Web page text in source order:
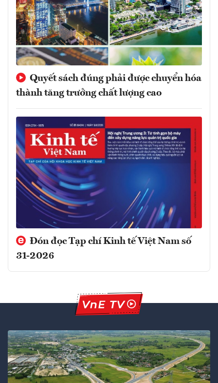
Quyết sách đúng phải được chuyển hóa
thành tăng trưởng chất lượng cao
Đón đọc Tạp chí Kinh tế Việt Nam số
31-2026